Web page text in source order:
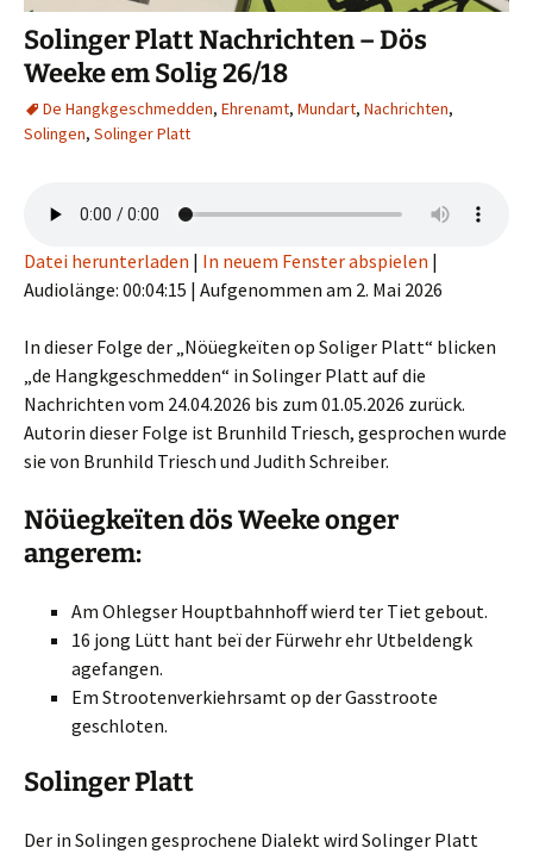
Solinger Platt Nachrichten – Dös
Weeke em Solig 26/18
De Hangkgeschmedden, Ehrenamt, Mundart, Nachrichten,
Solingen, Solinger Platt
Datei herunterladen | In neuem Fenster abspielen |
Audiolänge: 00:04:15 | Aufgenommen am 2. Mai 2026
In dieser Folge der „Nöüegkeïten op Soliger Platt“ blicken
„de Hangkgeschmedden“ in Solinger Platt auf die
Nachrichten vom 24.04.2026 bis zum 01.05.2026 zurück.
Autorin dieser Folge ist Brunhild Triesch, gesprochen wurde
sie von Brunhild Triesch und Judith Schreiber.
Nöüegkeïten dös Weeke onger
angerem:
Am Ohlegser Houptbahnhoff wierd ter Tiet gebout.
16 jong Lütt hant beï der Fürwehr ehr Utbeldengk
agefangen.
Em Strootenverkiehrsamt op der Gasstroote
geschloten.
Solinger Platt
Der in Solingen gesprochene Dialekt wird Solinger Platt